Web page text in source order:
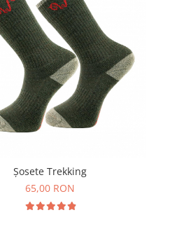
Şosete Trekking
65,00 RON